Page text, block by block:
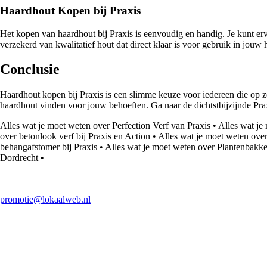
Haardhout Kopen bij Praxis
Het kopen van haardhout bij Praxis is eenvoudig en handig. Je kunt
verzekerd van kwalitatief hout dat direct klaar is voor gebruik in jouw
Conclusie
Haardhout kopen bij Praxis is een slimme keuze voor iedereen die
haardhout vinden voor jouw behoeften. Ga naar de dichtstbijzijnde
Alles wat je moet weten over Perfection Verf van Praxis • Alles wat je
over betonlook verf bij Praxis en Action • Alles wat je moet weten
behangafstomer bij Praxis • Alles wat je moet weten over
Dordrecht •
promotie@lokaalweb.nl